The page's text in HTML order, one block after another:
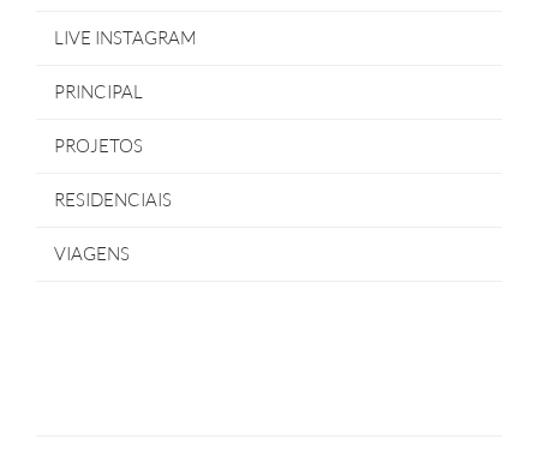
LIVE INSTAGRAM
PRINCIPAL
PROJETOS
RESIDENCIAIS
VIAGENS